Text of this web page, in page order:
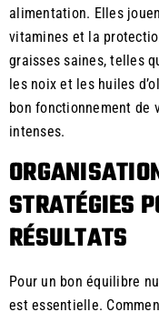
alimentation. Elles
vitamines et la
graisses saines, telles
les noix et les huiles
bon fonctionnement de
intenses.
STRATÉGIES
RÉSULTATS
Pour un bon équilibre
est essentielle.